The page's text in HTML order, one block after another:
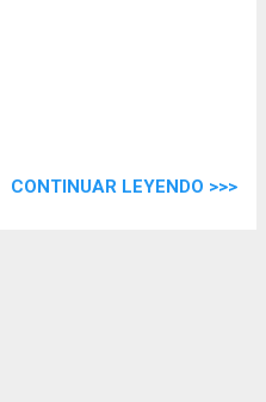
CONTINUAR LEYENDO >>>